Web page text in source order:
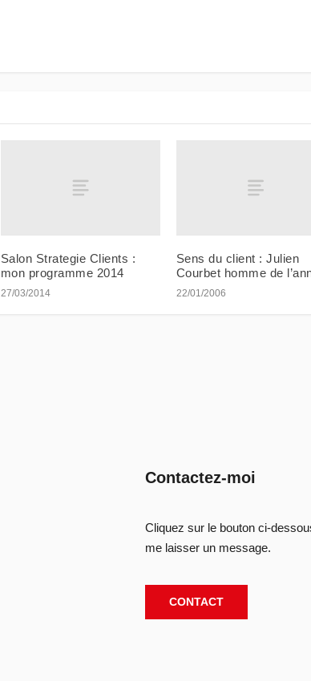
Salon Strategie Clients :
mon programme 2014
27/03/2014
Sens du client : Julien
Courbet homme de
22/01/2006
Contactez-moi
Cliquez sur le bouton ci-
me laisser un message.
CONTACT